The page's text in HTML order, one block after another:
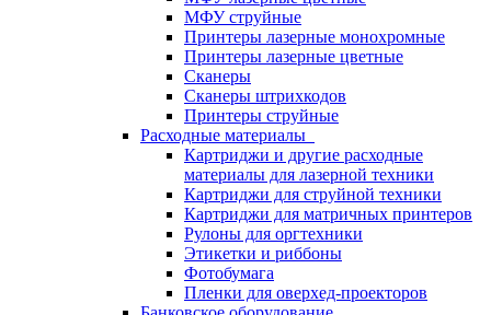
МФУ струйные
Принтеры лазерные монохромные
Принтеры лазерные цветные
Сканеры
Сканеры штрихкодов
Принтеры струйные
Расходные материалы
Картриджи и другие расходные
материалы для лазерной техники
Картриджи для струйной техники
Картриджи для матричных принтеров
Рулоны для оргтехники
Этикетки и риббоны
Фотобумага
Пленки для оверхед-проекторов